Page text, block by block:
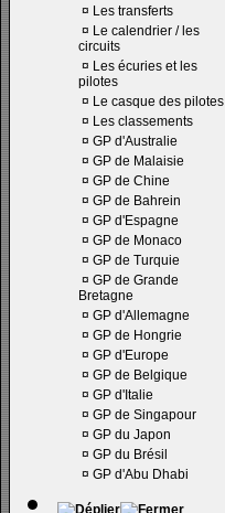
¤ Les transferts
¤ Le calendrier / les
circuits
¤ Les écuries et les
pilotes
¤ Le casque des pilotes
¤ Les classements
¤ GP d'Australie
¤ GP de Malaisie
¤ GP de Chine
¤ GP de Bahrein
¤ GP d'Espagne
¤ GP de Monaco
¤ GP de Turquie
¤ GP de Grande
Bretagne
¤ GP d'Allemagne
¤ GP de Hongrie
¤ GP d'Europe
¤ GP de Belgique
¤ GP d'Italie
¤ GP de Singapour
¤ GP du Japon
¤ GP du Brésil
¤ GP d'Abu Dhabi